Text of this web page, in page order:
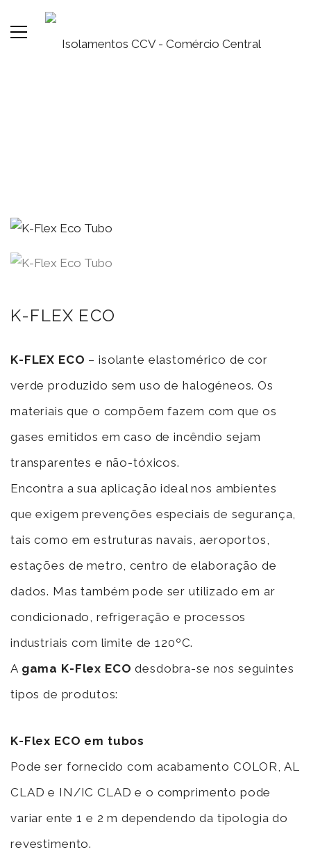
K-FLEX ECO
K-FLEX ECO – isolante elastomérico de cor
verde produzido sem uso de halogéneos. Os
materiais que o compõem fazem com que os
gases emitidos em caso de incêndio sejam
transparentes e não-tóxicos.
Encontra a sua aplicação ideal nos ambientes
que exigem prevenções especiais de segurança,
tais como em estruturas navais, aeroportos,
estações de metro, centro de elaboração de
dados. Mas também pode ser utilizado em ar
condicionado, refrigeração e processos
industriais com limite de 120ºC.
A gama K-Flex ECO desdobra-se nos seguintes
tipos de produtos:
K-Flex ECO em tubos
Pode ser fornecido com acabamento COLOR, AL
CLAD e IN/IC CLAD e o comprimento pode
variar ente 1 e 2 m dependendo da tipologia do
revestimento.